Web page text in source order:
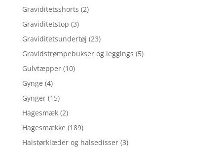
Graviditetsshorts (2)
Graviditetstop (3)
Graviditetsundertøj (23)
Gravidstrømpebukser og leggings (5)
Gulvtæpper (10)
Gynge (4)
Gynger (15)
Hagesmæk (2)
Hagesmække (189)
Halstørklæder og halsedisser (3)